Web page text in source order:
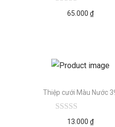
65.000 ₫
Thiệp cưới Màu Nước
13.000 ₫